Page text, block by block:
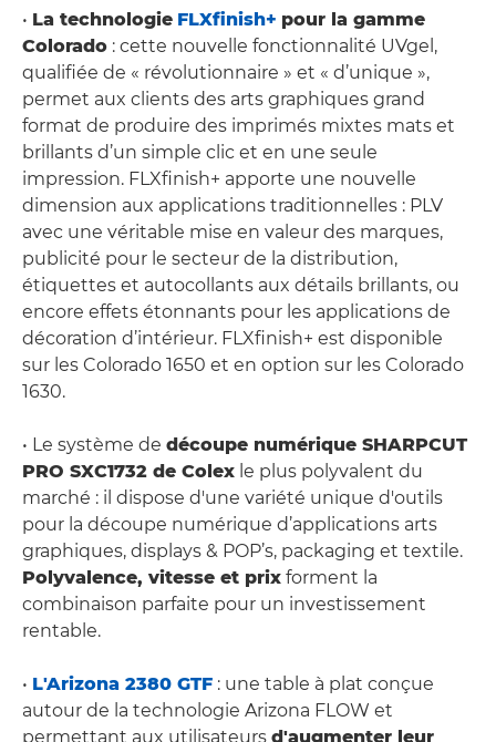
• La technologie FLXfinish+ pour la gamme
Colorado : cette nouvelle fonctionnalité UVgel,
qualifiée de « révolutionnaire » et « d’unique »,
permet aux clients des arts graphiques grand
format de produire des imprimés mixtes mats et
brillants d’un simple clic et en une seule
impression. FLXfinish+ apporte une nouvelle
dimension aux applications traditionnelles : PLV
avec une véritable mise en valeur des marques,
publicité pour le secteur de la distribution,
étiquettes et autocollants aux détails brillants, ou
encore effets étonnants pour les applications de
décoration d’intérieur. FLXfinish+ est disponible
sur les Colorado 1650 et en option sur les Colorado
1630.
• Le système de découpe numérique SHARPCUT
PRO SXC1732 de Colex le plus polyvalent du
marché : il dispose d'une variété unique d'outils
pour la découpe numérique d’applications arts
graphiques, displays & POP’s, packaging et textile.
Polyvalence, vitesse et prix forment la
combinaison parfaite pour un investissement
rentable.
• L'Arizona 2380 GTF : une table à plat conçue
autour de la technologie Arizona FLOW et
permettant aux utilisateurs d'augmenter leur